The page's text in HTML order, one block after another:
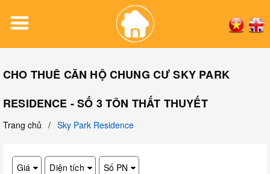
CHO THUÊ CĂN HỘ CHUNG CƯ SKY PARK
RESIDENCE - SỐ 3 TÔN THẤT THUYẾT
Trang chủ / Sky Park Residence
Giá Diện tích Số PN